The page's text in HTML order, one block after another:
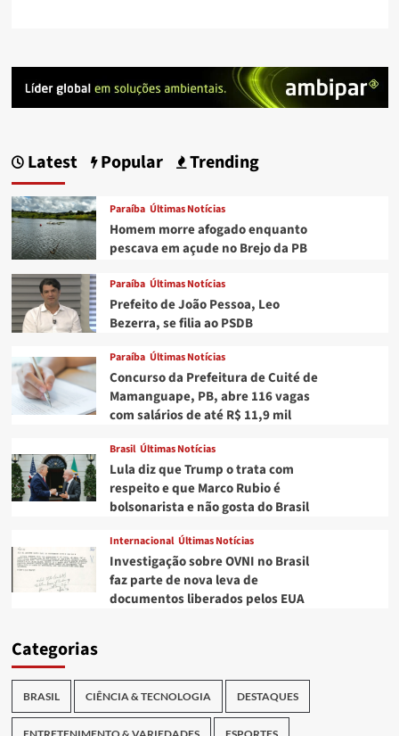
Latest Popular Trending
Paraíba Últimas Notícias
Homem morre afogado enquanto
pescava em açude no Brejo da PB
Paraíba Últimas Notícias
Prefeito de João Pessoa, Leo
Bezerra, se filia ao PSDB
Paraíba Últimas Notícias
Concurso da Prefeitura de Cuité de
Mamanguape, PB, abre 116 vagas
com salários de até R$ 11,9 mil
Brasil Últimas Notícias
Lula diz que Trump o trata com
respeito e que Marco Rubio é
bolsonarista e não gosta do Brasil
Internacional Últimas Notícias
Investigação sobre OVNI no Brasil
faz parte de nova leva de
documentos liberados pelos EUA
Categorias
BRASIL CIÊNCIA & TECNOLOGIA DESTAQUES